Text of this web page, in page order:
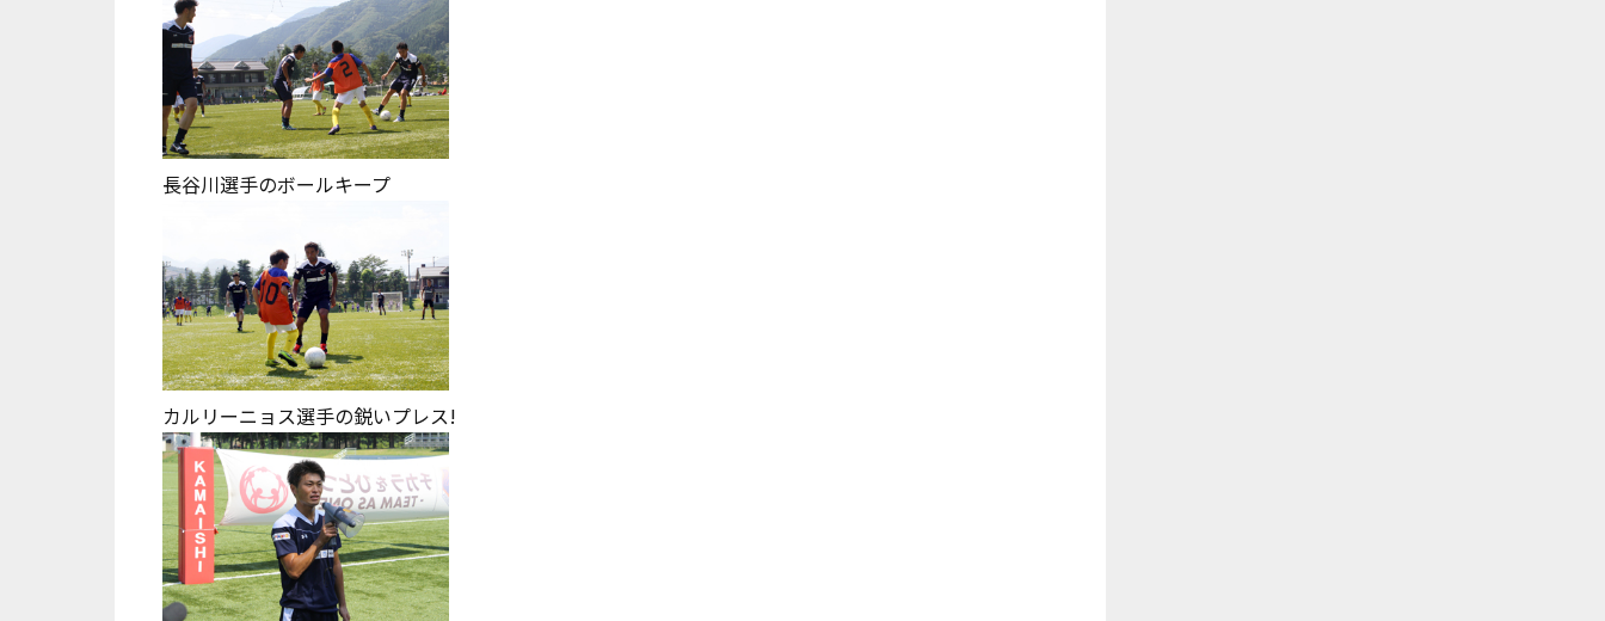
長谷川選手のボールキープ
カルリーニョス選手の鋭いプレス!